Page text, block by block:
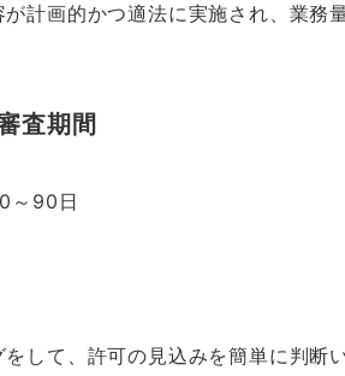
計画的かつ適法に実施され、業務
査期間
～90日
をして、許可の見込みを簡単に判断